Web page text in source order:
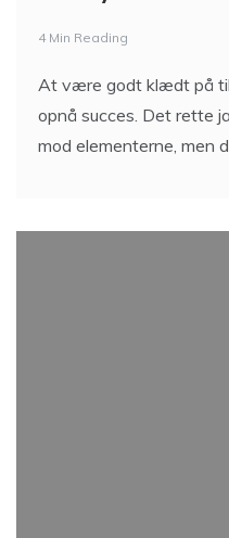
4 Min Reading
At være godt klædt på
opnå succes. Det rette
mod elementerne, men